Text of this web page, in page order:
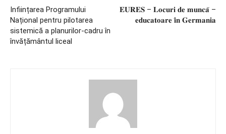
Inființarea Programului
Național pentru pilotarea
sistemică a planurilor-cadru în
învățământul liceal
𝐄𝐔𝐑𝐄𝐒 – 𝐋𝐨𝐜𝐮𝐫𝐢 𝐝𝐞 𝐦𝐮𝐧𝐜𝐚̆ –
𝐞𝐝𝐮𝐜𝐚𝐭𝐨𝐚𝐫𝐞 𝐢̂𝐧 𝐆𝐞𝐫𝐦𝐚𝐧𝐢𝐚